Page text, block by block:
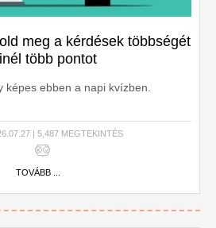
meg a kérdések többségét
több pontot
képes ebben a napi kvízben.
| 5,487 MEGTEKINTÉS
TOVÁBB ...